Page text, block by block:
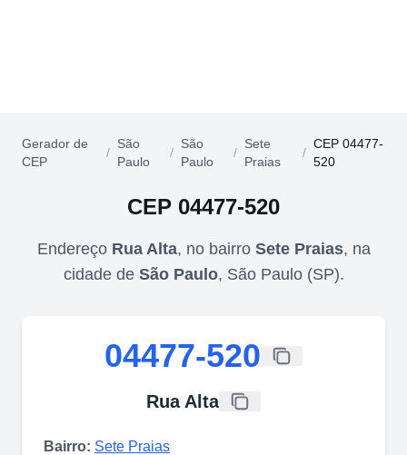
Gerador de
CEP
/
São
Paulo
/
São
Paulo
/
Sete
Praias
/
CEP 04477-
520
CEP 04477-520
Endereço Rua Alta, no bairro Sete Praias, na
cidade de São Paulo, São Paulo(SP).
04477-520
Rua Alta
Bairro: Sete Praias